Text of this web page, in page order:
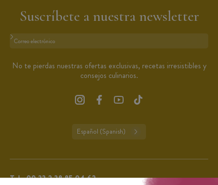
Suscríbete a nuestra newsletter
Formato: dirección@email.com
No te pierdas nuestras ofertas exclusivas, recetas irresistibles y
consejos culinarios.
Español (Spanish)
Tel.:00 33 2 38 85 04 62